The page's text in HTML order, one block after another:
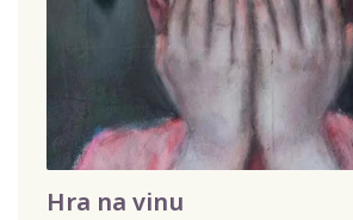
Hra na vinu